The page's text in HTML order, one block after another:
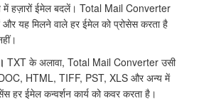
हज़ारों ईमेल बदलें। Total Mail Converter
और यह मिलने वाले हर ईमेल को प्रोसेस करता है
TXT के अलावा, Total Mail Converter उसी
HTML, TIFF, PST, XLS और अन्य में
हर ईमेल कन्वर्शन कार्य को कवर करता है।